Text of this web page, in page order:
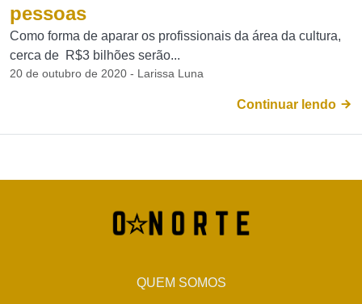
pessoas
Como forma de aparar os profissionais da área da cultura,
cerca de R$3 bilhões serão...
20 de outubro de 2020 - Larissa Luna
Continuar lendo
QUEM SOMOS